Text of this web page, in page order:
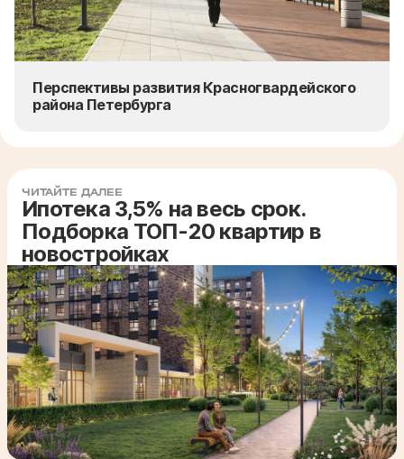
Перспективы развития Красногвардейского
района Петербурга
ЧИТАЙТЕ ДАЛЕЕ
Ипотека 3,5% на весь срок.
Подборка ТОП-20 квартир в
новостройках